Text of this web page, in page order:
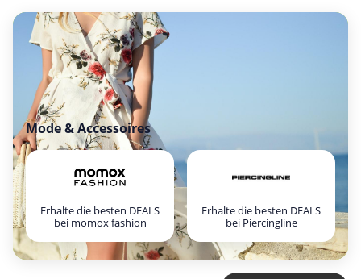
Mode & Accessoires
Erhalte die besten DEALS
bei momox fashion
Erhalte die besten DEALS
bei Piercingline